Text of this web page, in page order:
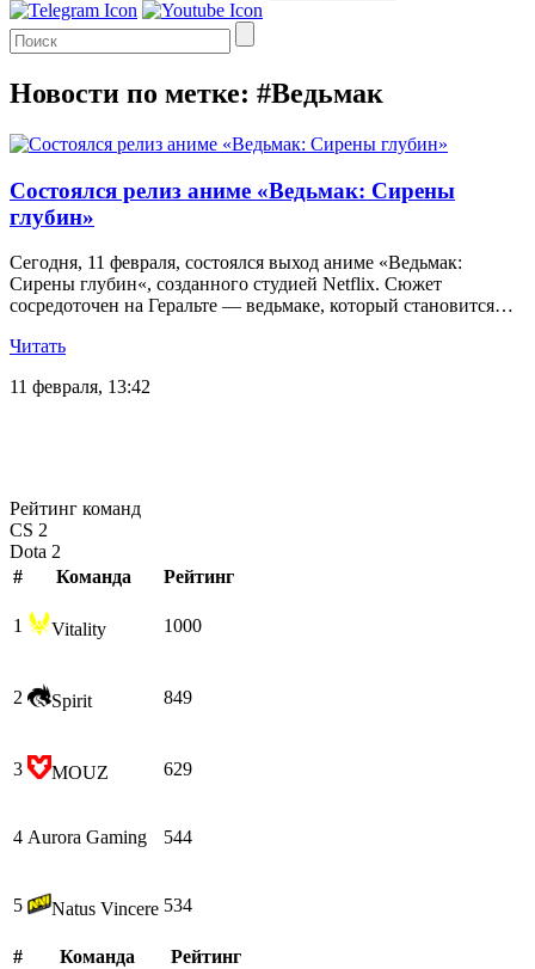
Новости по метке: #Ведьмак
Состоялся релиз аниме «Ведьмак: Сирены
глубин»
Сегодня, 11 февраля, состоялся выход аниме «Ведьмак:
Сирены глубин«, созданного студией Netflix. Сюжет
сосредоточен на Геральте — ведьмаке, который становится…
Читать
11 февраля, 13:42
Рейтинг команд
CS 2
Dota 2
#
Команда Рейтинг
1 Vitality 1000
2 Spirit 849
3 MOUZ 629
4 Aurora Gaming 544
5 Natus Vincere 534
# Команда Рейтинг